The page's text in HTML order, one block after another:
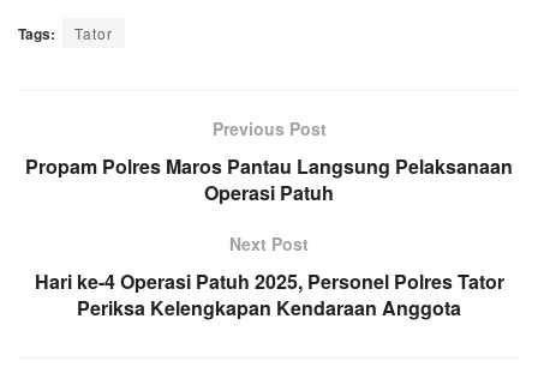
Tags: Tator
Previous Post
Propam Polres Maros Pantau Langsung Pelaksanaan
Operasi Patuh
Next Post
Hari ke-4 Operasi Patuh 2025, Personel Polres Tator
Periksa Kelengkapan Kendaraan Anggota